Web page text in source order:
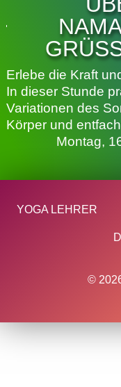
Erlebe die Kraft
In dieser Stunde
Variationen des
Körper und
Montag,
YOGA LEHRER
©